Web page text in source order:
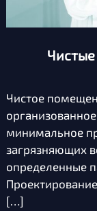
Контакты
Чистое
минимальное
загрязняющих
определенные
[…]